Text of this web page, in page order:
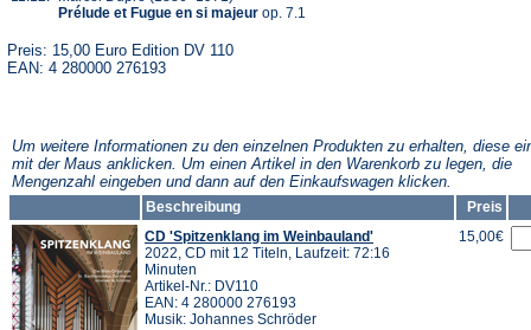
Prélude et Fugue en si majeur op. 7.1
Preis: 15,00 Euro Edition DV 110
EAN: 4 280000 276193
Um weitere Informationen zu den einzelnen Produkten zu erhalten, diese
mit der Maus anklicken. Um einen Artikel in den Warenkorb zu legen, die
Mengenzahl eingeben und dann auf den Einkaufswagen klicken.
Beschreibung
Preis
CD 'Spitzenklang im Weinbauland'
2022, CD mit 12 Titeln, Laufzeit: 72:16
Minuten
Artikel-Nr.: DV110
EAN: 4 280000 276193
Musik: Johannes Schröder
15,00€